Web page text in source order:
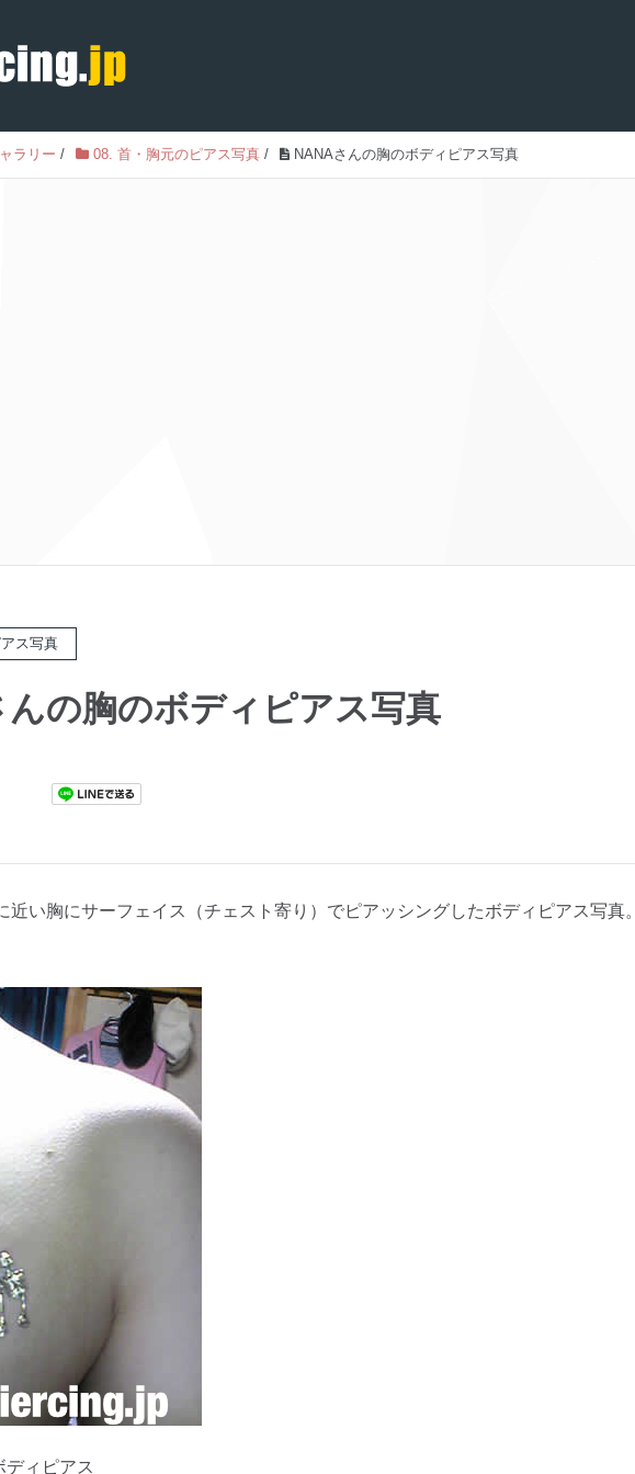
ラリー / 08. 首・胸元のピアス写真 / NANAさんの胸のボディピアス写真
ス写真
んの胸のボディピアス写真
近い胸にサーフェイス（チェスト寄り）でピアッシングしたボディピアス写真。
ィピアス